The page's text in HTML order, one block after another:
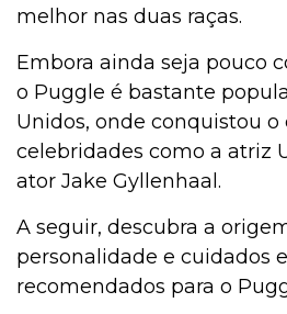
melhor nas duas raças.
Embora ainda seja pouco
o Puggle é bastante
Unidos, onde conquistou o
celebridades como a atriz
ator Jake Gyllenhaal.
A seguir, descubra a
personalidade e cuidados
recomendados para o